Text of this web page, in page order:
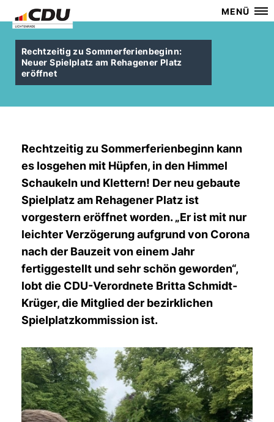
MENÜ
Rechtzeitig zu Sommerferienbeginn:
Neuer Spielplatz am Rehagener Platz
eröffnet
Rechtzeitig zu Sommerferienbeginn kann
es losgehen mit Hüpfen, in den Himmel
Schaukeln und Klettern! Der neu gebaute
Spielplatz am Rehagener Platz ist
vorgestern eröffnet worden. „Er ist mit nur
leichter Verzögerung aufgrund von Corona
nach der Bauzeit von einem Jahr
fertiggestellt und sehr schön geworden“,
lobt die CDU-Verordnete Britta Schmidt-
Krüger, die Mitglied der bezirklichen
Spielplatzkommission ist.